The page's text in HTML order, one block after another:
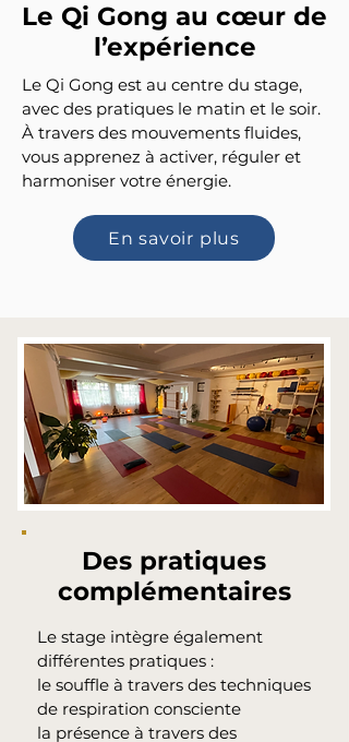
Le Qi Gong au cœur de
l’expérience
Le Qi Gong est au centre du stage,
avec des pratiques le matin et le soir.
À travers des mouvements fluides,
vous apprenez à activer, réguler et
harmoniser votre énergie.
En savoir plus
Des pratiques
complémentaires
Le stage intègre également
différentes pratiques :
le souffle à travers des techniques
de respiration consciente
la présence à travers des